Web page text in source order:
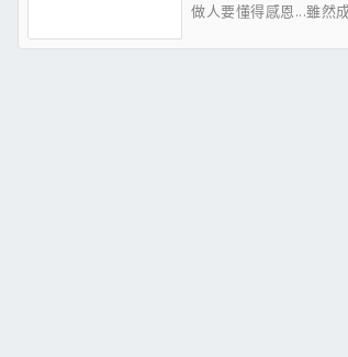
做人要懂得感恩...雖然